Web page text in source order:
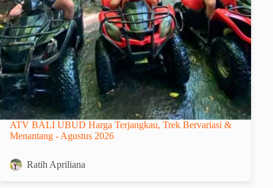
ATV BALI UBUD Harga Terjangkau, Trek Bervariasi &
Menantang - Agustus 2026
Ratih Apriliana